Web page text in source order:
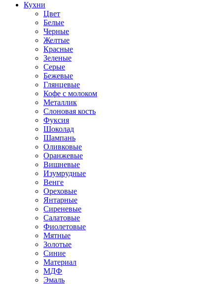
Кухни
Цвет
Белые
Черные
Желтые
Красные
Зеленые
Серые
Бежевые
Глянцевые
Кофе с молоком
Металлик
Слоновая кость
Фуксия
Шоколад
Шампань
Оливковые
Оранжевые
Вишневые
Изумрудные
Венге
Ореховые
Янтарные
Сиреневые
Салатовые
Фиолетовые
Мятные
Золотые
Синие
Материал
МДФ
Эмаль